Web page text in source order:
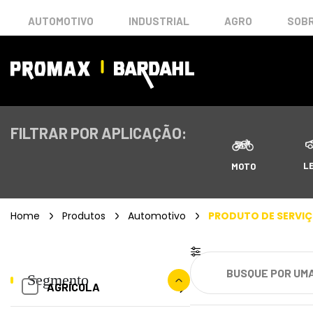
AUTOMOTIVO INDUSTRIAL AGRO
FILTRAR POR APLICAÇÃO:
MOTO
Home Produtos Automotivo PRODUTO DE
Segmento
AGRÍCOLA